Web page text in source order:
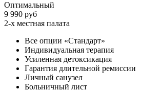
Оптимальный
9 990 руб
2-х местная палата
Все опции «Стандарт»
Индивидуальная терапия
Усиленная детоксикация
Гарантия длительной ремиссии
Личный санузел
Больничный лист